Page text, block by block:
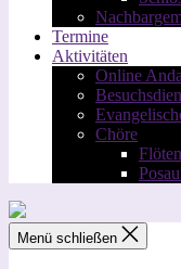
Termine
Aktivitäten
Online
Chöre
Menü schließen